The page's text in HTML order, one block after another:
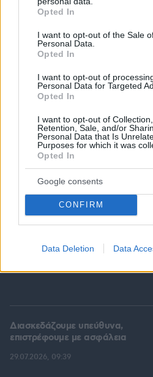
grant or deny consent to Google
use your data for below specified
consent section.
Opted In
I want to opt-out of the Sale
Personal Data.
Opted In
I want to opt-out of
Personal Data for Targeted
Opted In
I want to opt-out of Collection,
Retention, Sale, and/or
Personal Data that Is
Purposes for which it was
Opted In
Google consents
CONFIRM
Data Deletion Data
την παραδοσιακή
09.08.2026, 12:30
5 ελληνικά νησιά για ήσυχες
09.08.2026, 14:08
03.08.2026, 10:56
Διασκεδάζουμε υπεύθυνα,
επιστρέφουμε με ασφάλεια
29.07.2026, 09:39